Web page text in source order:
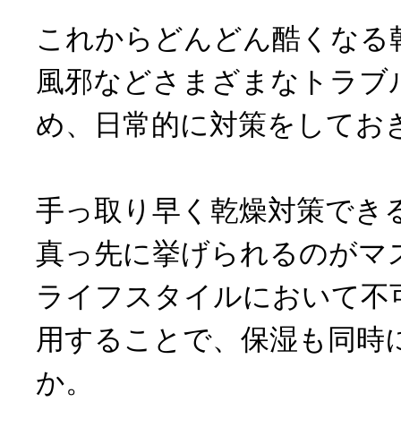
これからどんどん酷くなる
風邪などさまざまなトラブ
め、日常的に対策をしてお
手っ取り早く乾燥対策でき
真っ先に挙げられるのがマ
ライフスタイルにおいて不
用することで、保湿も同時
か。